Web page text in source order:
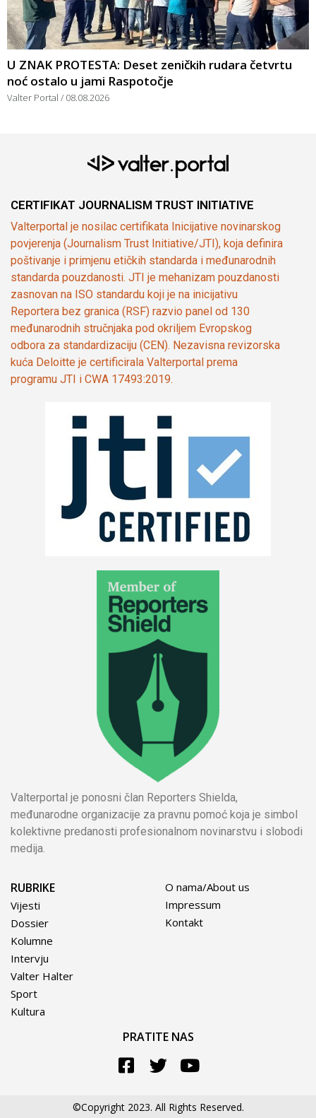
U ZNAK PROTESTA: Deset zeničkih rudara četvrtu
noć ostalo u jami Raspotočje
Valter Portal 08.08.2026
CERTIFIKAT JOURNALISM TRUST INITIATIVE
Valterportal je nosilac certifikata Inicijative novinarskog
povjerenja (Journalism Trust Initiative/JTI), koja definira
poštivanje i primjenu etičkih standarda i međunarodnih
standarda pouzdanosti. JTI je mehanizam pouzdanosti
zasnovan na ISO standardu koji je na inicijativu
Reportera bez granica (RSF) razvio panel od 130
međunarodnih stručnjaka pod okriljem Evropskog
odbora za standardizaciju (CEN). Nezavisna revizorska
kuća Deloitte je certificirala Valterportal prema
programu JTI i CWA 17493:2019.
Valterportal je ponosni član Reporters Shielda,
međunarodne organizacije za pravnu pomoć koja je simbol
kolektivne predanosti profesionalnom novinarstvu i slobodi
medija.
RUBRIKE
Vijesti
Dossier
Kolumne
Intervju
Valter Halter
Sport
Kultura
O nama/About us
Impressum
Kontakt
PRATITE NAS
©Copyright 2023. All Rights Reserved.